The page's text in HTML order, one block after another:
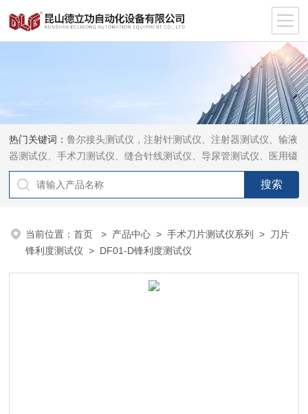
热门关键词：鲁尔接头测试仪，注射针测试仪、注射器测试仪、输液
器测试仪、手术刀测试仪、缝合针线测试仪、导尿管测试仪、医用镊
钳测试仪、导引管导丝测试仪、针灸针测试仪、留置针测试仪
当前位置：首页 > 产品中心 >手术刀片测试仪系列 > 刀片
锋利度测试仪 > DF01-D锋利度测试仪